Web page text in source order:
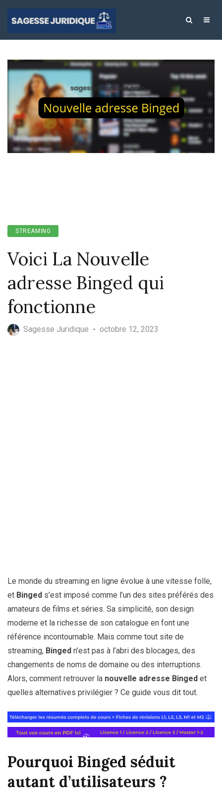
STREAMING
Voici La Nouvelle
adresse Binged qui
fonctionne
Sagesse Juridique - octobre 12, 2023
Le monde du streaming en ligne évolue à une vitesse folle,
et Binged s’est imposé comme l’un des sites préférés des
amateurs de films et séries. Sa simplicité, son design
moderne et la richesse de son catalogue en font une
référence incontournable. Mais comme tout site de
streaming, Binged n’est pas à l’abri des blocages, des
changements de noms de domaine ou des interruptions.
Alors, comment retrouver la nouvelle adresse Binged et
quelles alternatives privilégier ? Ce guide vous dit tout.
Pourquoi Binged séduit
autant d’utilisateurs ?